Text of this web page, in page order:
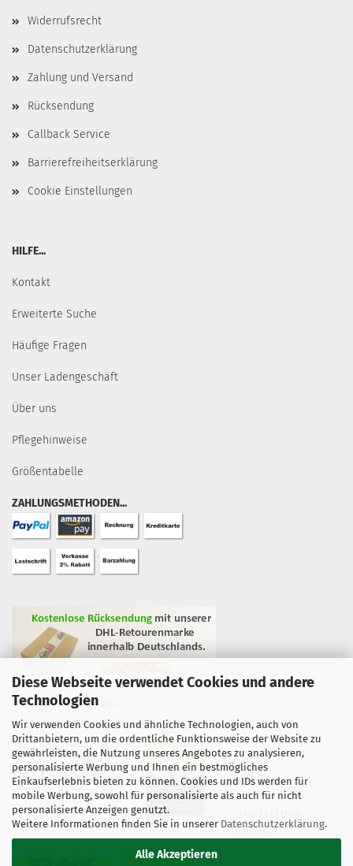
Diese Webseite verwendet Cookies und andere
Technologien
Wir verwenden Cookies und ähnliche Technologien, auch von
Drittanbietern, um die ordentliche Funktionsweise der Website zu
gewährleisten, die Nutzung unseres Angebotes zu analysieren,
personalisierte Werbung und Ihnen ein bestmögliches
Einkaufserlebnis bieten zu können. Cookies und IDs werden für
mobile Werbung, sowohl für personalisierte als auch für nicht
personalisierte Anzeigen genutzt.
Weitere Informationen finden Sie in unserer Datenschutzerklärung.
Alle Akzeptieren
Widerrufsrecht
Datenschutzerklärung
Zahlung und Versand
Rücksendung
Callback Service
Barrierefreiheitserklärung
Cookie Einstellungen
HILFE...
Kontakt
Erweiterte Suche
Häufige Fragen
Unser Ladengeschäft
Über uns
Pflegehinweise
Größentabelle
ZAHLUNGSMETHODEN...
GEPRÜFTE QUALITÄT...
DURCH...